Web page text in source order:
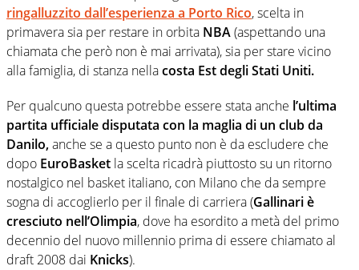
ringalluzzito dall’esperienza a Porto Rico, scelta in
primavera sia per restare in orbita NBA(aspettando una
chiamata che però non è mai arrivata), sia per stare vicino
alla famiglia, di stanza nellacosta Est degli Stati Uniti.
Per qualcuno questa potrebbe essere stata anche l’ultima
partita ufficiale disputata con la maglia di un club da
Danilo,anche se a questo punto non è da escludere che
dopo EuroBasket la scelta ricadrà piuttosto su un ritorno
nostalgico nel basket italiano, con Milano che da sempre
sogna di accoglierlo per il finale di carriera (Gallinari è
cresciuto nell’Olimpia, dove ha esordito a metà del primo
decennio del nuovo millennio prima di essere chiamato al
draft 2008 dai Knicks).